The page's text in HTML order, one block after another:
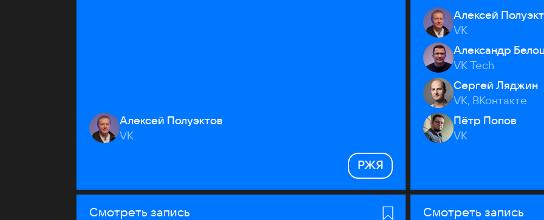
Алексей Полуэктов
VK
РЖЯ
Алексей
VK
Александр
VK Tech
Сергей Ляджин
VK, ВКонтакте
Пётр Попов
VK
Смотреть запись
Смотреть запись